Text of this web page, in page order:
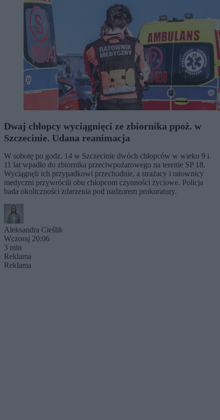
Dwaj chłopcy wyciągnięci ze zbiornika ppoż. w
Szczecinie. Udana reanimacja
W sobotę po godz. 14 w Szczecinie dwóch chłopców w wieku 9 i
11 lat wpadło do zbiornika przeciwpożarowego na terenie SP 18.
Wyciągnęli ich przypadkowi przechodnie, a strażacy i ratownicy
medyczni przywrócili obu chłopcom czynności życiowe. Policja
bada okoliczności zdarzenia pod nadzorem prokuratury.
Aleksandra Cieślik
Wczoraj 20:06
3 min
Reklama
Reklama